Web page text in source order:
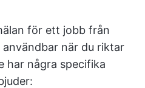
för ett jobb från
när du riktar
har några specifika